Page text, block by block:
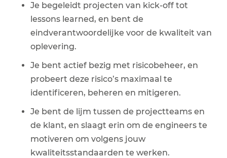
Je begeleidt projecten van kick-off tot
lessons learned, en bent de
eindverantwoordelijke voor de kwaliteit van
oplevering.
Je bent actief bezig met risicobeheer, en
probeert deze risico’s maximaal te
identificeren, beheren en mitigeren.
Je bent de lijm tussen de projectteams en
de klant, en slaagt erin om de engineers te
motiveren om volgens jouw
kwaliteitsstandaarden te werken.